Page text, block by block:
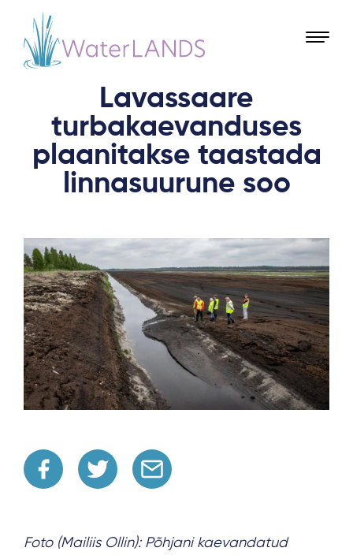
Lavassaare
turbakaevanduses
plaanitakse taastada
linnasuurune soo
Foto (Mailiis Ollin): Põhjani kaevandatud